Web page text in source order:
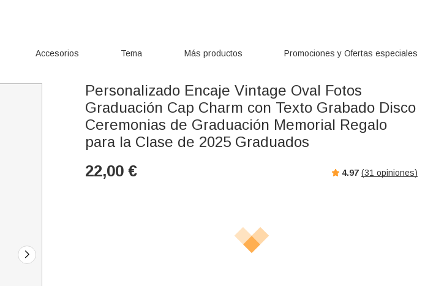
Accesorios Tema Más productos Promociones y Ofertas especiales
Personalizado Encaje Vintage Oval Fotos
Graduación Cap Charm con Texto Grabado Disco
Ceremonias de Graduación Memorial Regalo
para la Clase de 2025 Graduados
22,00 € 4.97 (31 opiniones)